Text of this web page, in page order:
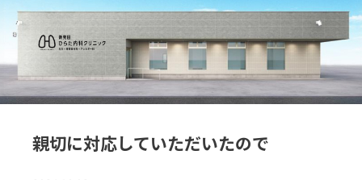
親切に対応していただいたので